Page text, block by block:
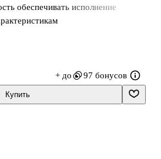
обеспечивать исполнение
раскрываются вопросы, с которыми
с учетом последних изменений
корпоративного
тенденций судебно-арбитражной
приведено по состоянию на апрель
на широкий круг
+ до 97 бонусов
Купить